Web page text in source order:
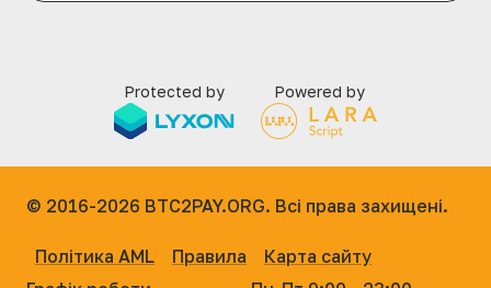
Protected by Powered by
© 2016-2026 BTC2PAY.ORG. Всі права захищені.
Політика AML Правила
Карта сайту